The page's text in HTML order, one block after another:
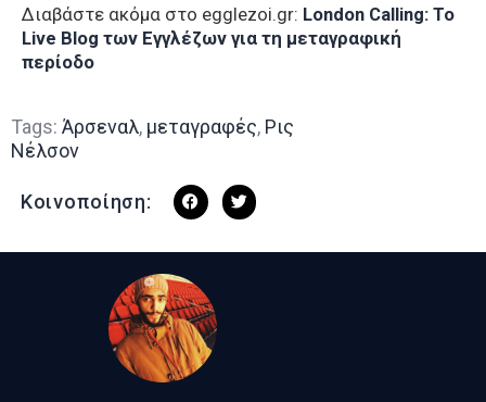
Διαβάστε ακόμα στο egglezoi.gr: London Calling: To
Live Blog των Εγγλέζων για τη μεταγραφική
περίοδο
Tags: Άρσεναλ, μεταγραφές, Ρις
Νέλσον
Κοινοποίηση: